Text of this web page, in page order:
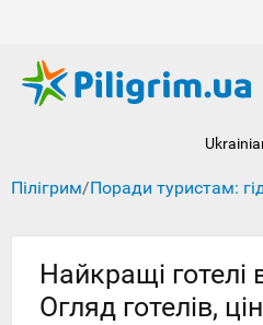
Пілігрим/Поради туристам:
Найкращі готелі
Огляд готелів,